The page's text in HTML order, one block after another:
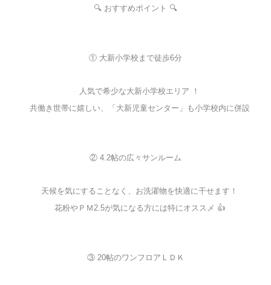
🔍 おすすめポイント 🔍
① 大新小学校まで徒歩6分
人気で希少な大新小学校エリア ！
共働き世帯に嬉しい、「大新児童センター」も小学校内に併設
② 4.2帖の広々サンルーム
天候を気にすることなく、お洗濯物を快適に干せます！
花粉やＰＭ2.5が気になる方には特にオススメ 👍
③ 20帖のワンフロアＬＤＫ